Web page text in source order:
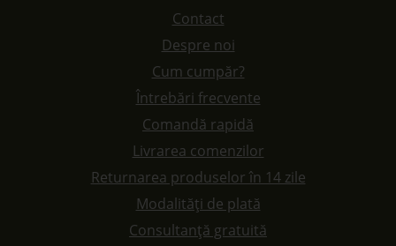
Contact
Despre noi
Cum cumpăr?
Întrebări frecvente
Comandă rapidă
Livrarea comenzilor
Returnarea produselor în 14 zile
Modalități de plată
Consultanță gratuită